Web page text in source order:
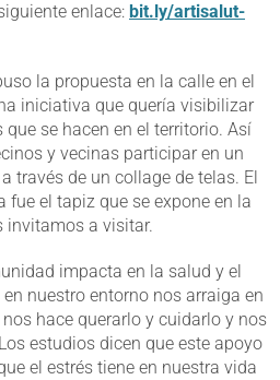
enlace: bit.ly/artisalut-
la propuesta en la calle en el
iniciativa que quería visibilizar
se hacen en el territorio. Así
y vecinas participar en un
través de un collage de telas. El
fue el tapiz que se expone en la
invitamos a visitar.
impacta en la salud y el
nuestro entorno nos arraiga en
hace querarlo y cuidarlo y nos
estudios dicen que este apoyo
el estrés tiene en nuestra vida